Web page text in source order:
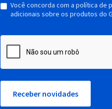
Você concorda com a política de
adicionais sobre os produtos do
Receber novidades